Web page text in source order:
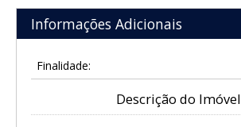
Informações Adicionais
Finalidade:
Descrição do Imóvel